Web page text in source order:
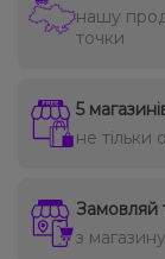
нашу
точки
5
не тільки
Замовляй
з